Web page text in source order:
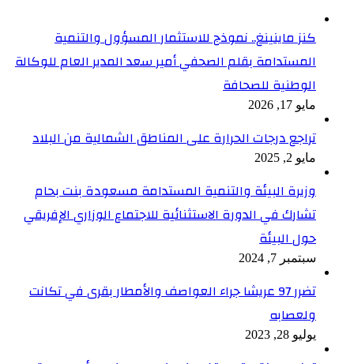
كنز ماينينغ.. نموذج للاستثمار المسؤول والتنمية
المستدامة بقلم الصحفي أمير سعد المدير العام للوكالة
الوطنية للصحافة
مايو 17, 2026
تراجع درجات الحرارة على المناطق الشمالية من البلاد
مايو 2, 2025
وزيرة البيئة والتنمية المستدامة مسعودة بنت بحام
تشارك في الدورة الاستثنائية للاجتماع الوزاري الإفريقي
حول البيئة
سبتمبر 7, 2024
تضرر 97 عريشا جراء العواصف والأمطار بقرى في تكانت
ولعصابه
يوليو 28, 2023